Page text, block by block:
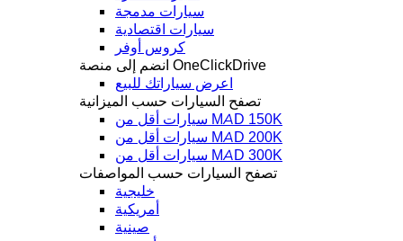
سيارات مدمجة
سيارات اقتصادية
كروس أوفر
انضم إلى منصة OneClickDrive
اعرض سياراتك للبيع
تصفح السيارات حسب الميزانية
سيارات أقل من MAD 150K
سيارات أقل من MAD 200K
سيارات أقل من MAD 300K
تصفح السيارات حسب المواصفات
خليجية
أمريكية
صينية